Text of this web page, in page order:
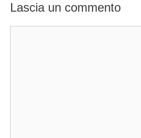
Lascia un commento